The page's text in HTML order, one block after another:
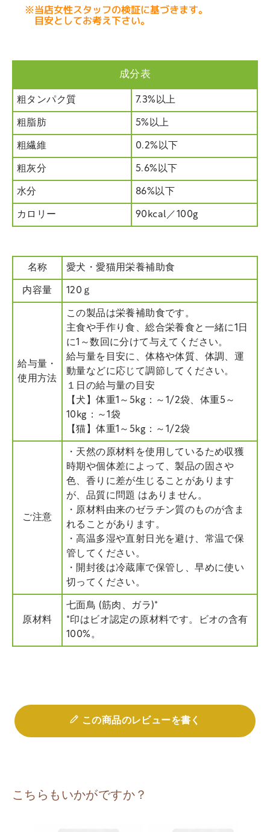
成分表
粗タンパク質 7.3%以上
粗脂肪 5%以上
粗繊維 0.2%以下
粗灰分 5.6%以下
水分 86%以下
カロリー 90kcal／100g
名称 愛犬・愛猫用栄養補助食
内容量 120ｇ
給与量・
使用方法
この製品は栄養補助食です。
主食や手作り食、総合栄養食と一緒に1日
に1～数回に分けて与えてください。
給与量を目安に、体格や体質、体調、運
動量などに応じて調節してください。
１日の給与量の目安
【犬】体重1～5kg：～1/2袋、体重5～
10kg：～1袋
【猫】体重1～5kg：～1/2袋
ご注意
・天然の原材料を使用しているため収獲
時期や個体差によって、製品の固さや
色、香りに差が生じることがあります
が、品質に問題 はありません。
・原材料由来のゼラチン質のものが含ま
れることがあります。
・高温多湿や直射日光を避け、常温で保
管してください。
・開封後は冷蔵庫で保管し、早めに使い
切ってください。
原材料
七面鳥 (筋肉、ガラ)*
*印はビオ認定の原材料です。ビオの含有
100%。
この商品のレビューを書く
こちらもいかがですか？